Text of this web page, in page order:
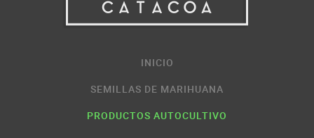
INICIO
SEMILLAS DE MARIHUANA
PRODUCTOS AUTOCULTIVO